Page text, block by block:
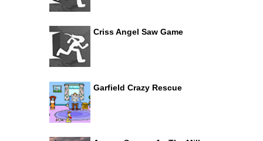
Criss Angel Saw Game
Garfield Crazy Rescue